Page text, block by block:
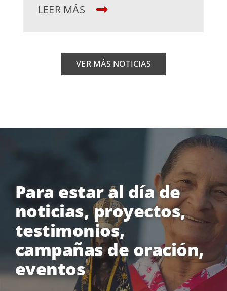
LEER MÁS
VER MÁS NOTICIAS
Para estar al día de
noticias, proyectos,
testimonios,
campañas de oración,
eventos